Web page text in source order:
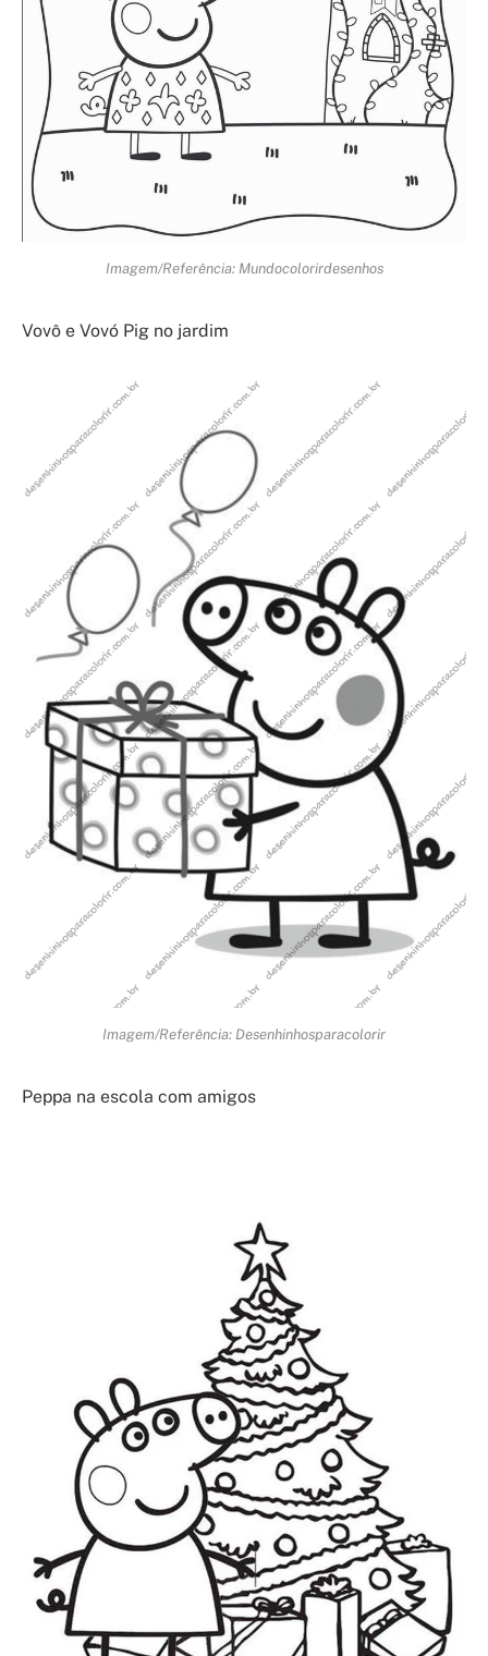
Imagem/Referência: Mundocolorirdesenhos
Vovô e Vovó Pig no jardim
Imagem/Referência: Desenhinhosparacolorir
Peppa na escola com amigos